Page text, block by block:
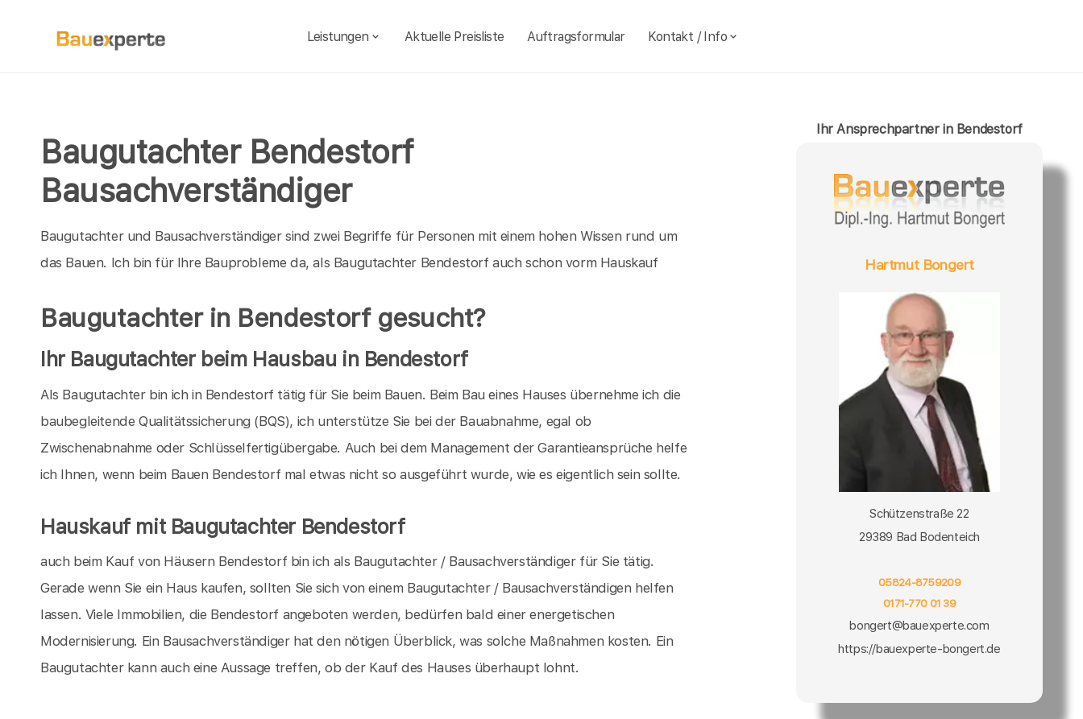
Leistungen Aktuelle Preisliste Auftragsformular Kontakt / Info
Baugutachter Bendestorf
Bausachverständiger
Baugutachter und Bausachverständiger sind zwei Begriffe für Personen mit einem hohen Wissen rund um
das Bauen. Ich bin für Ihre Bauprobleme da, als Baugutachter Bendestorf auch schon vorm Hauskauf
Baugutachter in Bendestorf gesucht?
Ihr Baugutachter beim Hausbau in Bendestorf
Als Baugutachter bin ich in Bendestorf tätig für Sie beim Bauen. Beim Bau eines Hauses übernehme ich die
baubegleitende Qualitätssicherung (BQS), ich unterstütze Sie bei der Bauabnahme, egal ob
Zwischenabnahme oder Schlüsselfertigübergabe. Auch bei dem Management der Garantieansprüche helfe
ich Ihnen, wenn beim Bauen Bendestorf mal etwas nicht so ausgeführt wurde, wie es eigentlich sein sollte.
Hauskauf mit Baugutachter Bendestorf
auch beim Kauf von Häusern Bendestorf bin ich als Baugutachter / Bausachverständiger für Sie tätig.
Gerade wenn Sie ein Haus kaufen, sollten Sie sich von einem Baugutachter / Bausachverständigen helfen
lassen. Viele Immobilien, die Bendestorf angeboten werden, bedürfen bald einer energetischen
Modernisierung. Ein Bausachverständiger hat den nötigen Überblick, was solche Maßnahmen kosten. Ein
Baugutachter kann auch eine Aussage treffen, ob der Kauf des Hauses überhaupt lohnt.
Ihr Ansprechpartner in Bendestorf
Hartmut Bongert
Schützenstraße 22
29389 Bad Bodenteich
05824-8759209
0171-770 01 39
bongert@bauexperte.com
https://bauexperte-bongert.de